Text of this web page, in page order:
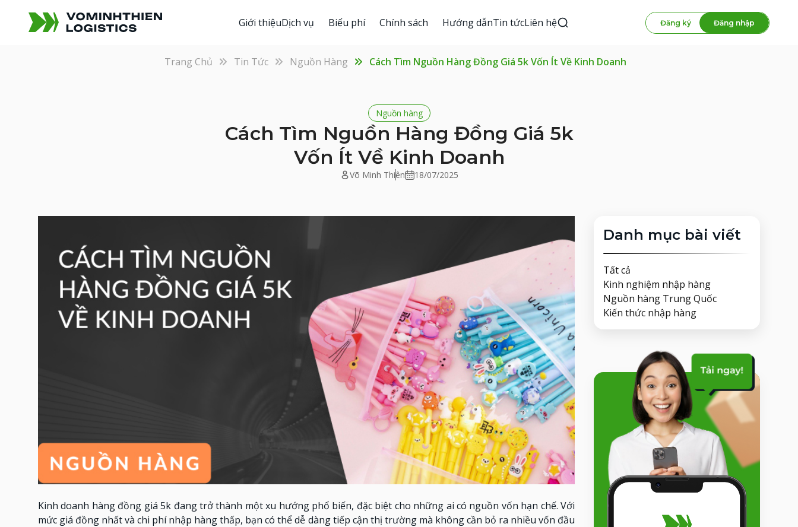
Giới thiệuDịch vụ Biểu phí Chính sách Hướng dẫnTin tứcLiên hệ Đăng ký Đăng nhập
Trang Chủ Tin Tức Nguồn Hàng Cách Tìm Nguồn Hàng Đồng Giá 5k Vốn Ít Về Kinh Doanh
Nguồn hàng
Cách Tìm Nguồn Hàng Đồng Giá 5k
Vốn Ít Về Kinh Doanh
Võ Minh Thiên 18/07/2025
Kinh doanh hàng đồng giá 5k đang trở thành một xu hướng phổ biến, đặc biệt cho những ai có nguồn vốn hạn chế. Với
mức giá đồng nhất và chi phí nhập hàng thấp, bạn có thể dễ dàng tiếp cận thị trường mà không cần bỏ ra nhiều vốn đầu
Danh mục bài viết
Tất cả
Kinh nghiệm nhập hàng
Nguồn hàng Trung Quốc
Kiến thức nhập hàng